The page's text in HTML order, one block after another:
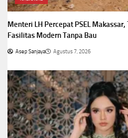
Menteri LH Percepat PSEL Makassar,
Fasilitas Modern Tanpa Bau
Asep Sanjaya Agustus 7, 2026